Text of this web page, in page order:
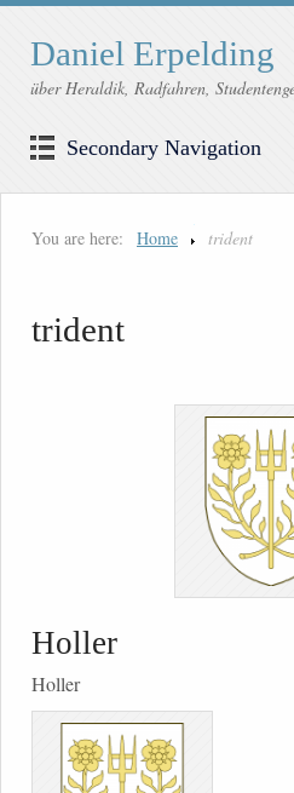
Daniel Erpelding
über Heraldik, Radfahren,
Secondary Navigation
You are here: Home trident
trident
Holler
Holler